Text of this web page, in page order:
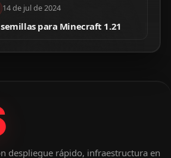
14 de jul de 2024
para Minecraft 1.21
despliegue rápido, infraestructura en